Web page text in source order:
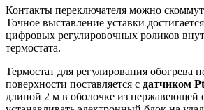
Контакты переключателя можно
Точное выставление уставки
цифровых регулировочных роликов
термостата.
Термостат для регулирования обогрева
поверхности поставляется с датчиком
длиной 2 м в оболочке из нержавеющей